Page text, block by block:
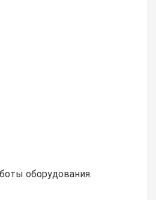
оборудования.